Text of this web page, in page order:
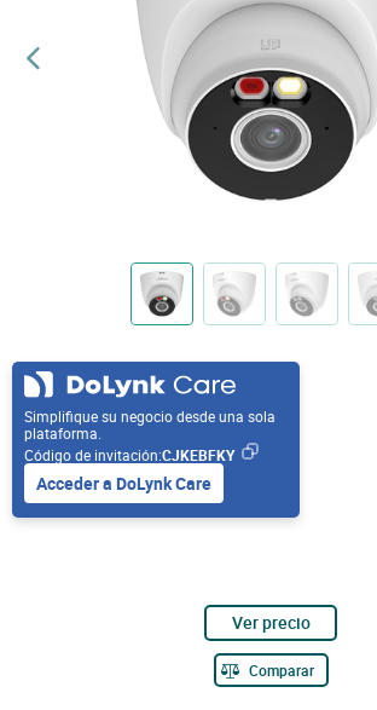
Simplifique su negocio desde una sola
plataforma.
Código de invitación:CJKEBFKY
Acceder a DoLynk Care
Ver precio
Comparar